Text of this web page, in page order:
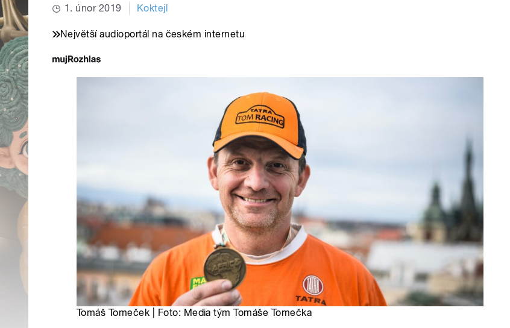
1. únor 2019 Koktejl
Největší audioportál na českém internetu
Tomáš Tomeček | Foto: Media tým Tomáše Tomečka